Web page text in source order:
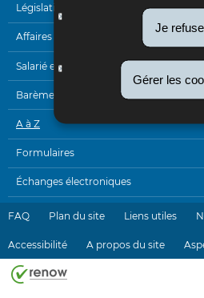
Je refuse
Gérer les
MENU
DE
NAVIGATION
Législation
Affaires internationales
Salarié et pensionné
Barèmes
A à Z
Formulaires
Échanges électroniques
FAQ Plan du site Liens utiles
Accessibilité A propos du site